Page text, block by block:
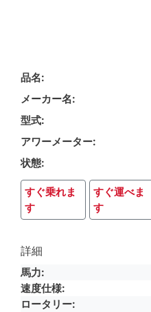
品名
メーカー名
型式
アワーメーター
状態
すぐ乗れま
す
すぐ運べま
す
詳細
馬力
速度仕様
ロータリー